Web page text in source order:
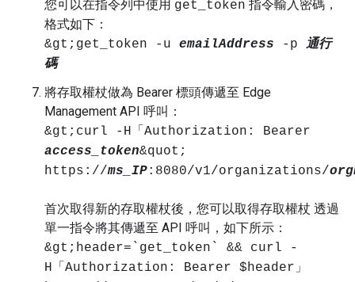
您可以在指令列中使用 get_token 指令輸入密碼，
格式如下：
&gt;get_token -u emailAddress -p 通行
碼
將存取權杖做為 Bearer 標頭傳遞至 Edge
Management API 呼叫：
&gt;curl -H「Authorization: Bearer
access_token&quot;
https://ms_IP:8080/v1/organizations/
首次取得新的存取權杖後，您可以取得存取權杖 透過
單一指令將其傳遞至 API 呼叫，如下所示：
&gt;header=`get_token` && curl -
H「Authorization: Bearer $header」